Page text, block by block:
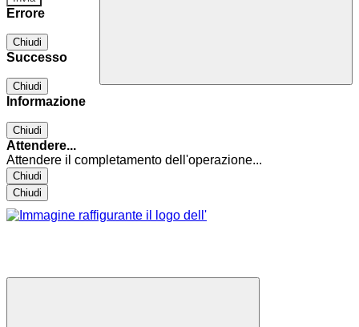
Errore
Chiudi
Successo
Chiudi
Informazione
Chiudi
Attendere...
Attendere il completamento dell'operazione...
Chiudi
Chiudi